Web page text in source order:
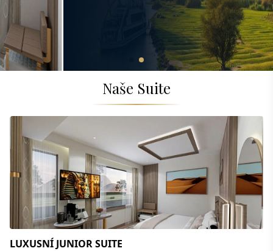
Naše Suite
LUXUSNÍ JUNIOR SUITE